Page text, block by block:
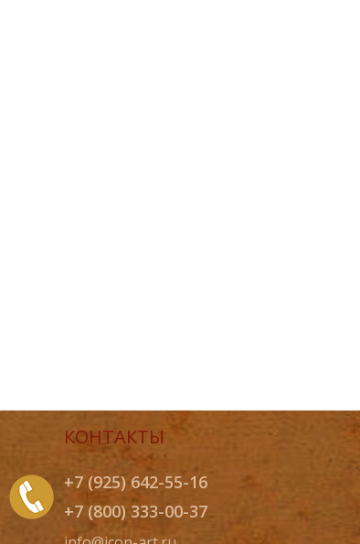
КОНТАКТЫ
+7 (925) 642-55-16
+7 (800) 333-00-37